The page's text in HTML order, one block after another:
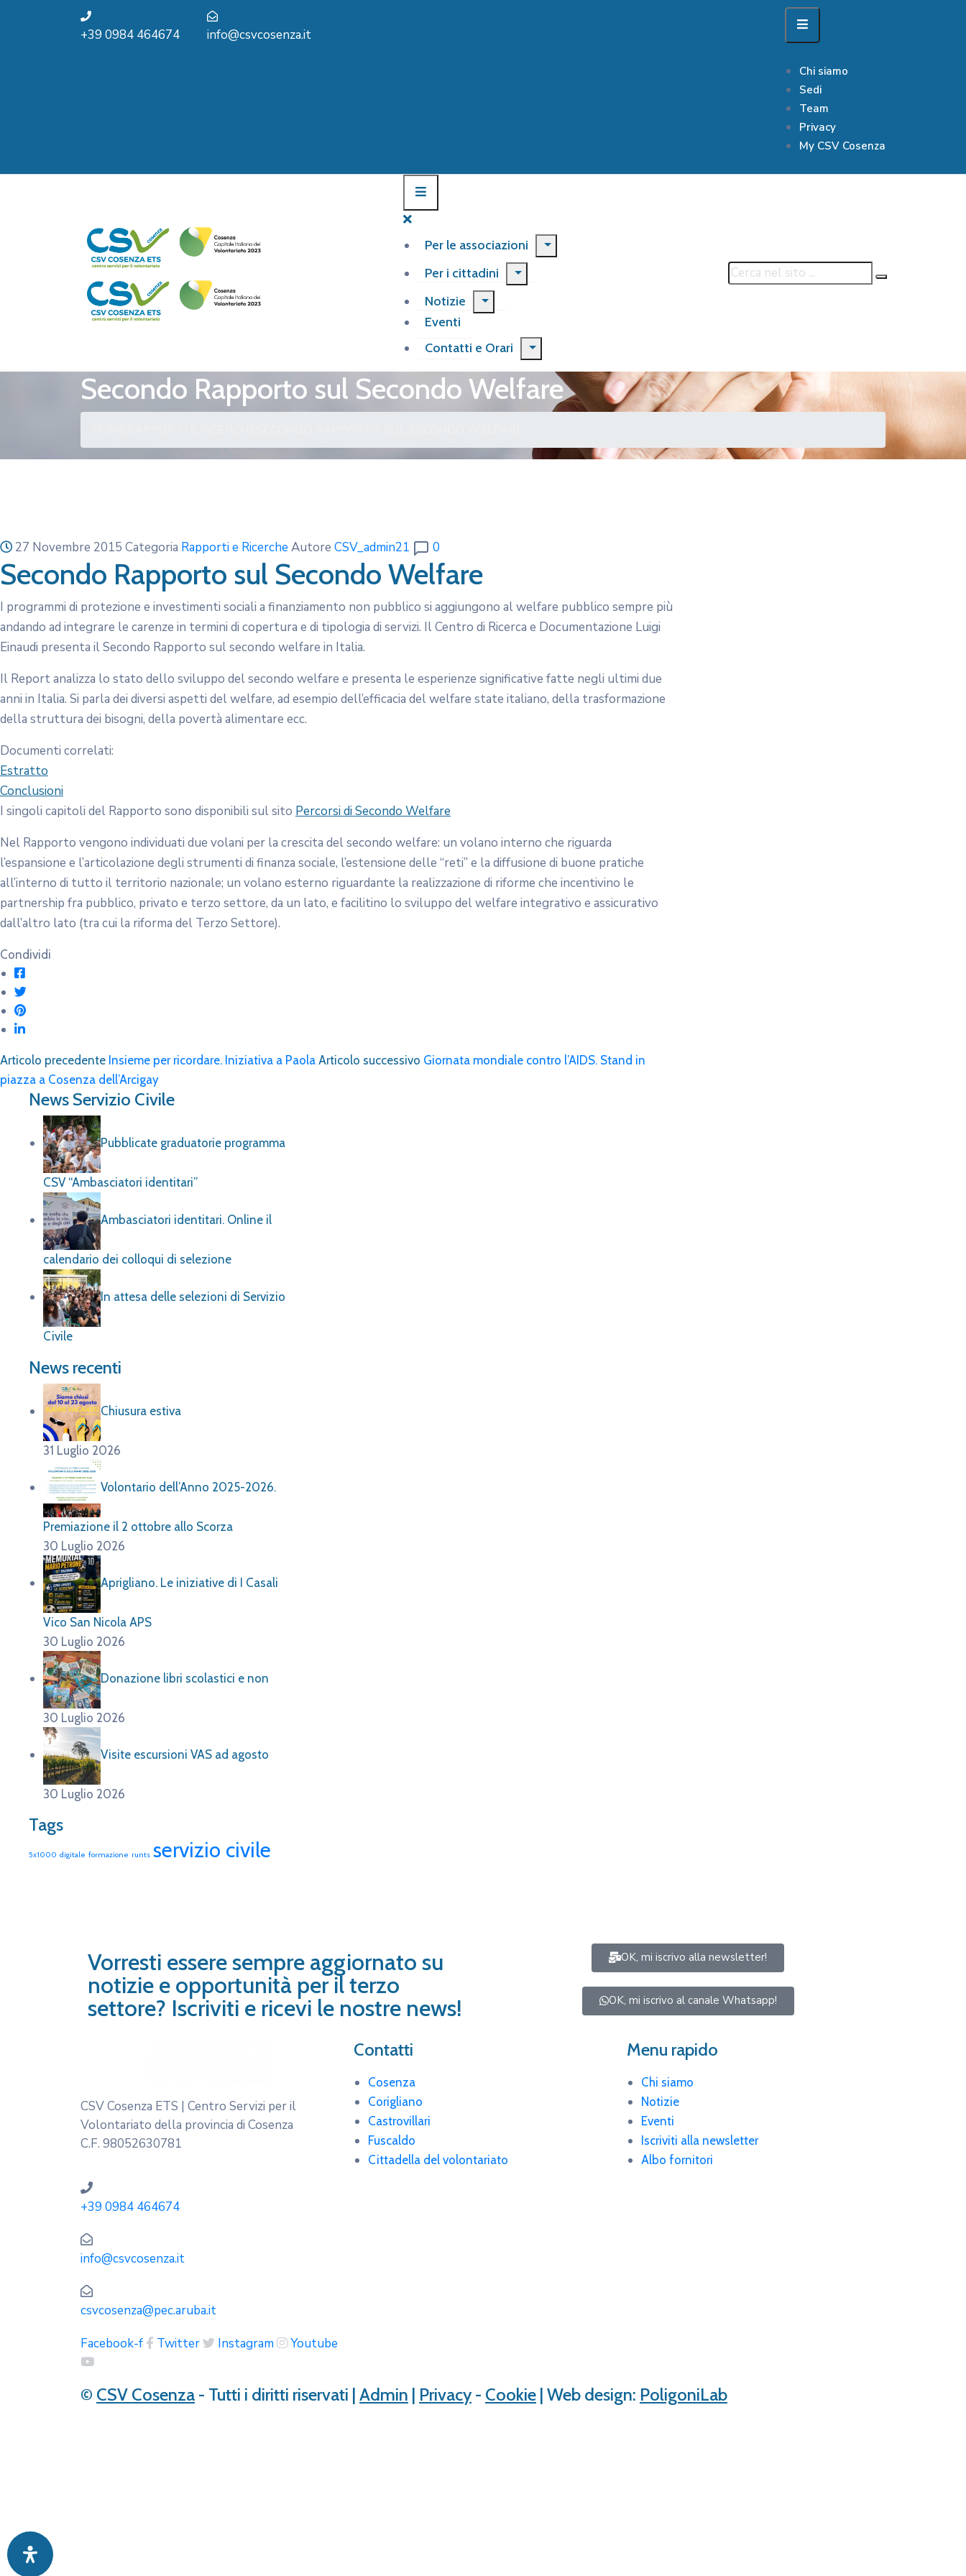
+39 0984 464674 info@csvcosenza.it
Chi siamo
Sedi
Team
Privacy
My CSV Cosenza
Per le associazioni
Per i cittadini
Notizie
Eventi
Contatti e Orari
Secondo Rapporto sul Secondo Welfare
27 Novembre 2015 Categoria Rapporti e Ricerche Autore CSV_admin21 0
Secondo Rapporto sul Secondo Welfare
I programmi di protezione e investimenti sociali a finanziamento non pubblico si aggiungono al welfare pubblico sempre più
andando ad integrare le carenze in termini di copertura e di tipologia di servizi. Il Centro di Ricerca e Documentazione Luigi
Einaudi presenta il Secondo Rapporto sul secondo welfare in Italia.
Il Report analizza lo stato dello sviluppo del secondo welfare e presenta le esperienze significative fatte negli ultimi due
anni in Italia. Si parla dei diversi aspetti del welfare, ad esempio dell’efficacia del welfare state italiano, della trasformazione
della struttura dei bisogni, della povertà alimentare ecc.
Documenti correlati:
Estratto
Conclusioni
I singoli capitoli del Rapporto sono disponibili sul sito Percorsi di Secondo Welfare
Nel Rapporto vengono individuati due volani per la crescita del secondo welfare: un volano interno che riguarda
l’espansione e l’articolazione degli strumenti di finanza sociale, l’estensione delle “reti” e la diffusione di buone pratiche
all’interno di tutto il territorio nazionale; un volano esterno riguardante la realizzazione di riforme che incentivino le
partnership fra pubblico, privato e terzo settore, da un lato, e facilitino lo sviluppo del welfare integrativo e assicurativo
dall’altro lato (tra cui la riforma del Terzo Settore).
Condividi
Articolo precedente Insieme per ricordare. Iniziativa a Paola Articolo successivo Giornata mondiale contro l’AIDS. Stand in
piazza a Cosenza dell’Arcigay
News Servizio Civile
Pubblicate graduatorie programma
CSV “Ambasciatori identitari”
Ambasciatori identitari. Online il
calendario dei colloqui di selezione
In attesa delle selezioni di Servizio
Civile
News recenti
Chiusura estiva
31 Luglio 2026
Volontario dell’Anno 2025-2026.
Premiazione il 2 ottobre allo Scorza
30 Luglio 2026
Aprigliano. Le iniziative di I Casali
Vico San Nicola APS
30 Luglio 2026
Donazione libri scolastici e non
30 Luglio 2026
Visite escursioni VAS ad agosto
30 Luglio 2026
Tags
5x1000 digitale formazione runts servizio civile
Vorresti essere sempre aggiornato su
notizie e opportunità per il terzo
settore? Iscriviti e ricevi le nostre news!
OK, mi iscrivo alla newsletter!
OK, mi iscrivo al canale Whatsapp!
CSV Cosenza ETS | Centro Servizi per il
Volontariato della provincia di Cosenza
C.F. 98052630781
+39 0984 464674
info@csvcosenza.it
csvcosenza@pec.aruba.it
Facebook-f
Twitter Instagram Youtube
Contatti
Cosenza
Corigliano
Castrovillari
Fuscaldo
Cittadella del volontariato
Menu rapido
Chi siamo
Notizie
Eventi
Iscriviti alla newsletter
Albo fornitori
© CSV Cosenza - Tutti i diritti riservati | Admin | Privacy- Cookie | Web design: PoligoniLab